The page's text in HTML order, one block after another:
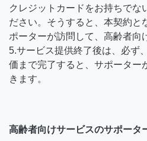
クレジットカードをお持ちでな
ださい。そうすると、本契約と
ポーターが訪問して、高齢者向
5.サービス提供終了後は、必ず
価まで完了すると、サポーター
きます。
高齢者向けサービスのサポータ